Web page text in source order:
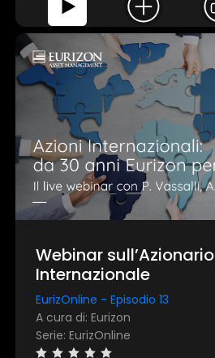
Webinar sull’Azionario
Internazionale
EurizOnline - Episodio 13
A cura di: Eurizon
Serie: EurizOnline